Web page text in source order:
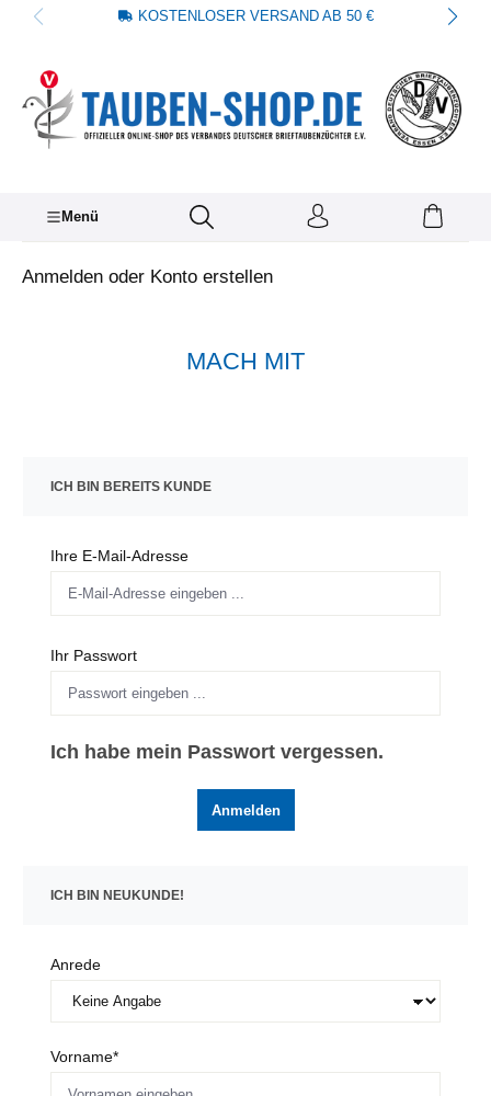
springen KOSTENLOSER VERSAND AB 50 €
Menü
Anmelden oder Konto erstellen
MACH MIT
ICH BIN BEREITS KUNDE
Ihre E-Mail-Adresse
Ihr Passwort
Ich habe mein Passwort vergessen.
Anmelden
ICH BIN NEUKUNDE!
Persönliche Informationen
Anrede
Vorname*